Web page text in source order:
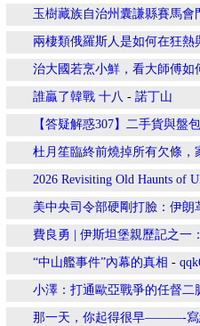
玉樹藏族自治州囊謙縣賽馬會
兩棲類俄羅斯人是如何在狂
治大國若烹小鮮，看大師傅如
誰贏了韓戰 十八 - 諾丁山
【答疑解惑307】二手貨與盤
杜月笙臨終前燒掉所有欠條
2026 Revisiting Old Haunts of
美中央司令部硬剛打臉：伊朗
費良勇 | 伊斯坦堡親歷記之一
“中山艦事件”內幕的真相 -
小澤：打通歐亞戰爭的任督二
那一天，你起得很早———-寫